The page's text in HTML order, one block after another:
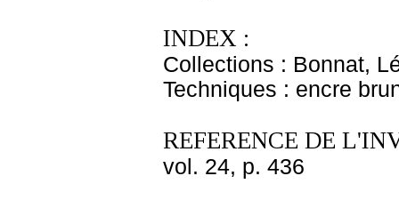
INDEX :
Collections : Bonnat,
Techniques : encre
REFERENCE DE
vol. 24, p. 436